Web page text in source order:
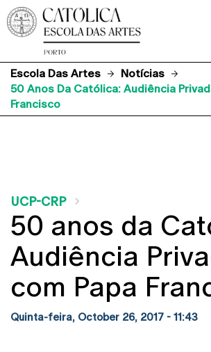
Escola Das Artes
Notícias
50 Anos Da Católica: Audiência
Francisco
UCP-CRP
50 anos da
Audiência
com Papa
Quinta-feira, October 26, 2017 - 11:43